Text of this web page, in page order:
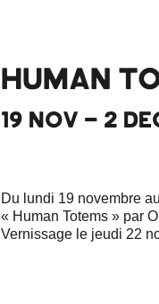
HUMAN
19 NOV - 2
Du lundi 19 novembre
« Human Totems » par
Vernissage le jeudi 22